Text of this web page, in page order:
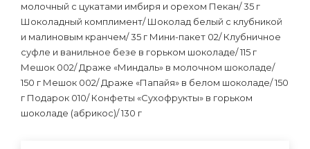
молочный с цукатами имбиря и орехом Пекан/ 35 г
Шоколадный комплимент/ Шоколад белый с клубникой
и малиновым кранчем/ 35 г Мини-пакет 02/ Клубничное
суфле и ванильное безе в горьком шоколаде/ 115 г
Мешок 002/ Драже «Миндаль» в молочном шоколаде/
150 г Мешок 002/ Драже «Папайя» в белом шоколаде/ 150
г Подарок 010/ Конфеты «Сухофрукты» в горьком
шоколаде (абрикос)/ 130 г